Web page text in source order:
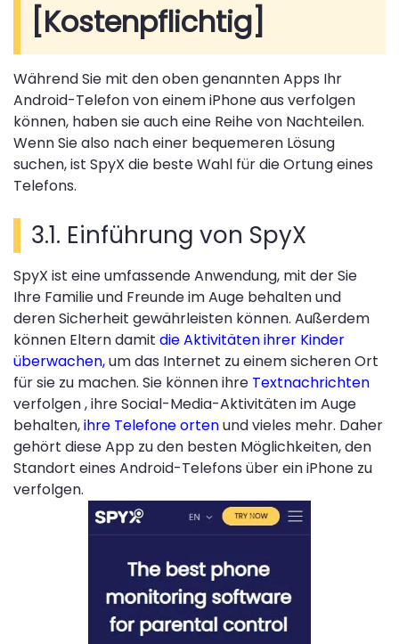
[Kostenpflichtig]
Während Sie mit den oben genannten Apps Ihr
Android-Telefon von einem iPhone aus verfolgen
können, haben sie auch eine Reihe von Nachteilen.
Wenn Sie also nach einer bequemeren Lösung
suchen, ist SpyX die beste Wahl für die Ortung eines
Telefons.
3.1. Einführung von SpyX
SpyX ist eine umfassende Anwendung, mit der Sie
Ihre Familie und Freunde im Auge behalten und
deren Sicherheit gewährleisten können. Außerdem
können Eltern damit die Aktivitäten ihrer Kinder
überwachen,um das Internet zu einem sicheren Ort
für sie zu machen. Sie können ihre Textnachrichten
verfolgen , ihre Social-Media-Aktivitäten im Auge
behalten,ihre Telefone ortenund vieles mehr. Daher
gehört diese App zu den besten Möglichkeiten, den
Standort eines Android-Telefons über ein iPhone zu
verfolgen.